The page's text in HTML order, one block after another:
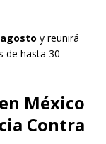
y reunirá
de hasta 30
México
Contra